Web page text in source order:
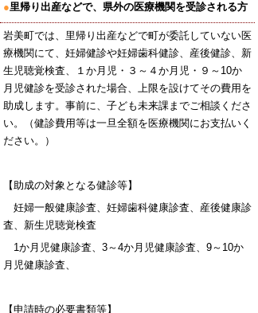
●里帰り出産などで、県外の医療機関を受診される方
岩美町では、里帰り出産などで町が委託していない医
療機関にて、妊婦健診や妊婦歯科健診、産後健診、新
生児聴覚検査、１か月児・３～４か月児・９～10か
月児健診を受診された場合、上限を設けてその費用を
助成します。事前に、子ども未来課までご相談くださ
い。（健診費用等は一旦全額を医療機関にお支払いく
ださい。）
【助成の対象となる健診等】
妊婦一般健康診査、妊婦歯科健康診査、産後健康診
査、新生児聴覚検査
1か月児健康診査、3～4か月児健康診査、9～10か
月児健康診査、
【申請時の必要書類等】